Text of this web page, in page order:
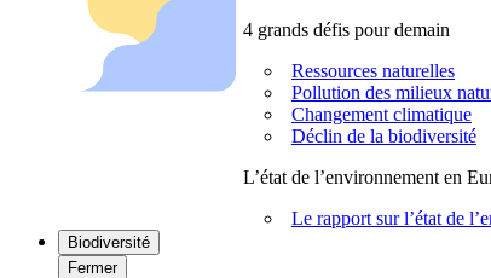
4 grands défis pour demain
Ressources naturelles
Pollution des milieux
Changement climatique
Déclin de la biodiversité
L’état de l’environnement en
Le rapport sur l’état de
Biodiversité
Fermer